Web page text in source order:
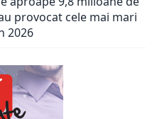
provocat cele mai mari
2026